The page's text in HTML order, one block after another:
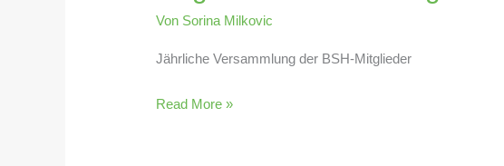
Von Sorina Milkovic
Jährliche Versammlung der BSH-Mitglieder
Read More »